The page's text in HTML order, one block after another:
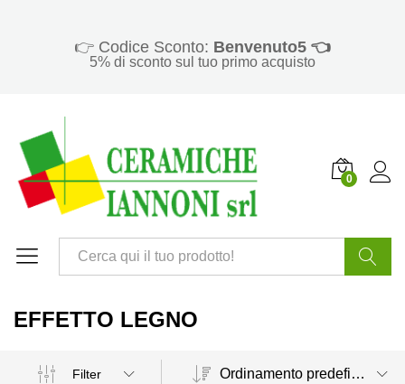
👉 Codice Sconto: Benvenuto5 👈
5% di sconto sul tuo primo acquisto
0
EFFETTO LEGNO
Filter Ordinamento predefinito